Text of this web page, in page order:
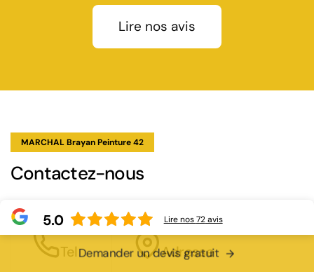
Lire nos avis
MARCHAL Brayan Peinture 42
Contactez-nous
Tel Adresse
Demander un devis gratuit
5.0 Lire nos72avis